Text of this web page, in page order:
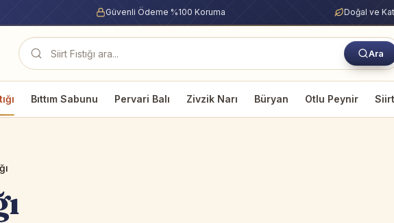
Güvenli Ödeme %100 Koruma Doğal ve
Ürün ara
Ara
Bıttım Sabunu Pervari Balı Zivzik Narı Büryan Otlu Peynir